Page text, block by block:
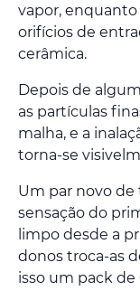
vapor, enquanto
orifícios de
cerâmica.
Depois de
as partículas
malha, e a
torna-se
Um par novo de
sensação do
limpo desde a
donos troca-as
isso um pack de